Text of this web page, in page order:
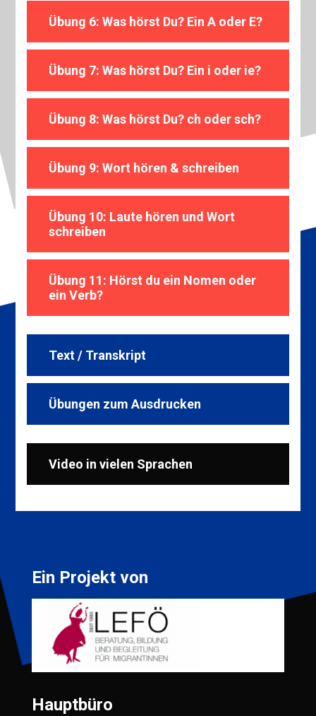
Übung 6: Was hörst Du? Ein A oder E?
Übung 7: Was hörst Du? Ein i oder ie?
Übung 8: Was hörst Du? ch oder sch?
Übung 9: Wort hören & schreiben
Übung 10: Laute hören und Wort
schreiben
Übung 11: Hörst du ein Nomen oder
ein Verb?
Text / Transkript
Übungen zum Ausdrucken
Video in vielen Sprachen
Ein Projekt von
Hauptbüro